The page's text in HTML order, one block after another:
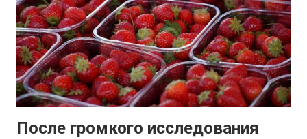
После громкого исследования